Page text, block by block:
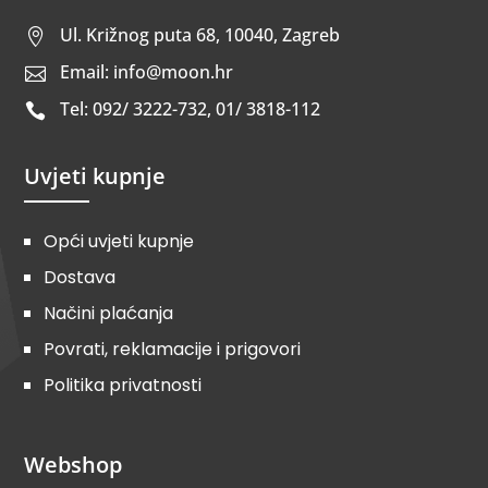
 Ul. Križnog puta 68, 10040, Zagreb
 Email: info@moon.hr
 Tel: 092/ 3222-732, 01/ 3818-112
Uvjeti kupnje
Opći uvjeti kupnje
Dostava
Načini plaćanja
Povrati, reklamacije i prigovori
Politika privatnosti
Webshop